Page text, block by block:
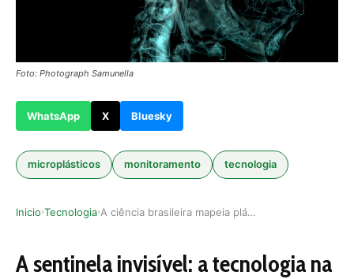
Foto: Photograph Samunella
WhatsApp X Bluesky
microplásticos monitoramento tecnologia
Inicio›Tecnologia› A ciência brasileira mapeia plásticos no cérebr…
A sentinela invisível: a tecnologia na